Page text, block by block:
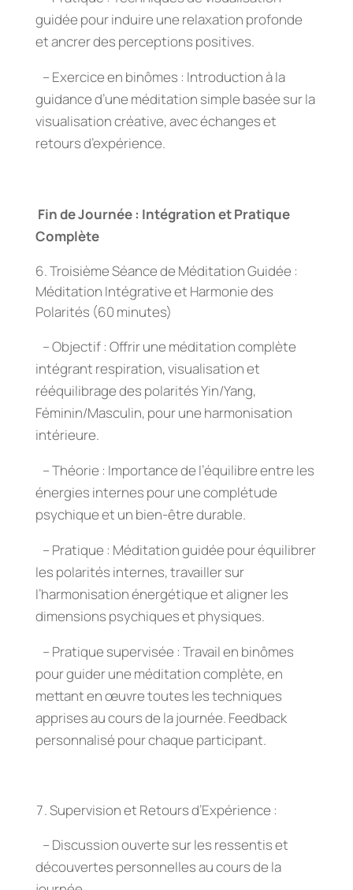
guidée pour induire une relaxation profonde
et ancrer des perceptions positives.
– Exercice en binômes : Introduction à la
guidance d’une méditation simple basée sur la
visualisation créative, avec échanges et
retours d’expérience.
Fin de Journée : Intégration et Pratique
Complète
Troisième Séance de Méditation Guidée :
Méditation Intégrative et Harmonie des
Polarités (60 minutes)
– Objectif : Offrir une méditation complète
intégrant respiration, visualisation et
rééquilibrage des polarités Yin/Yang,
Féminin/Masculin, pour une harmonisation
intérieure.
– Théorie : Importance de l’équilibre entre les
énergies internes pour une complétude
psychique et un bien-être durable.
– Pratique : Méditation guidée pour équilibrer
les polarités internes, travailler sur
l’harmonisation énergétique et aligner les
dimensions psychiques et physiques.
– Pratique supervisée : Travail en binômes
pour guider une méditation complète, en
mettant en œuvre toutes les techniques
apprises au cours de la journée. Feedback
personnalisé pour chaque participant.
Supervision et Retours d’Expérience :
– Discussion ouverte sur les ressentis et
découvertes personnelles au cours de la